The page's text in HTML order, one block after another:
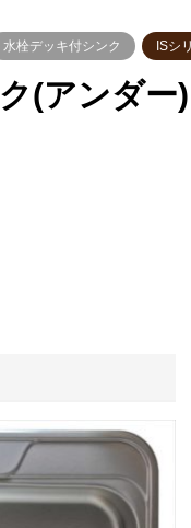
水栓デッキ付シンク ISシ
(アンダ